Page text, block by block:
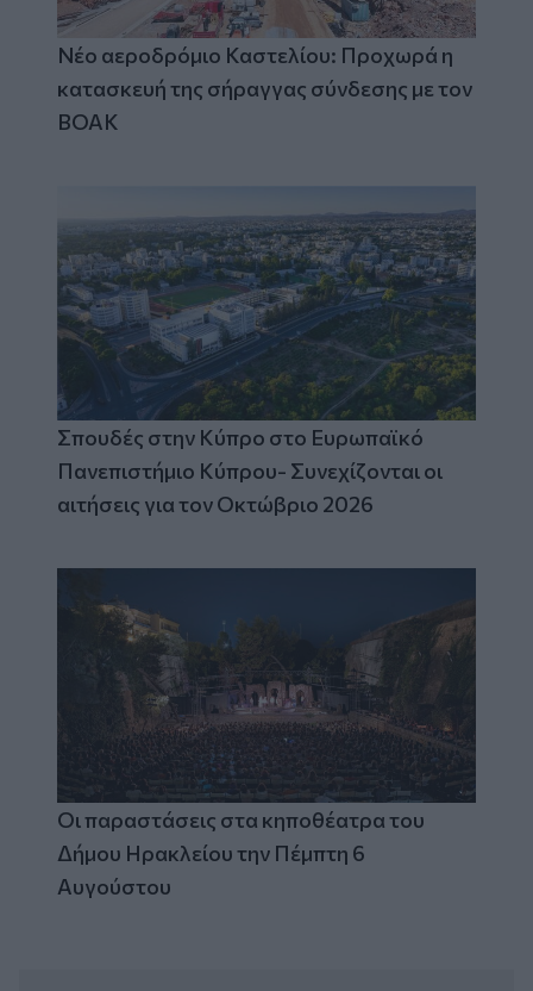
Νέο αεροδρόμιο Καστελίου: Προχωρά η
κατασκευή της σήραγγας σύνδεσης με τον
ΒΟΑΚ
Σπουδές στην Κύπρο στο Ευρωπαϊκό
Πανεπιστήμιο Κύπρου- Συνεχίζονται οι
αιτήσεις για τον Οκτώβριο 2026
Οι παραστάσεις στα κηποθέατρα του
Δήμου Ηρακλείου την Πέμπτη 6
Αυγούστου